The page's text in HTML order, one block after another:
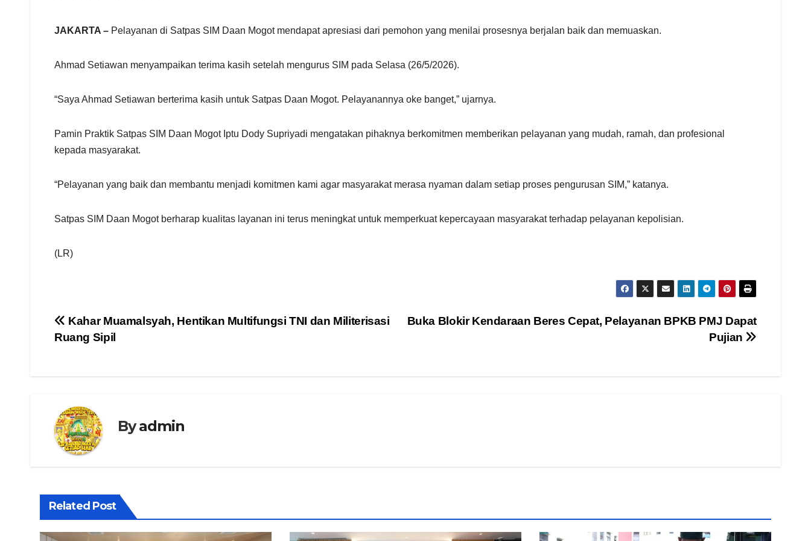
e
JAKARTA – Pelayanan di Satpas SIM Daan Mogot mendapat apresiasi dari pemohon yang menilai prosesnya berjalan baik dan memuaskan.
Ahmad Setiawan menyampaikan terima kasih setelah mengurus SIM pada Selasa (26/5/2026).
“Saya Ahmad Setiawan berterima kasih untuk Satpas Daan Mogot. Pelayanannya oke banget,” ujarnya.
Pamin Praktik Satpas SIM Daan Mogot Iptu Dody Supriyadi mengatakan pihaknya berkomitmen memberikan pelayanan yang mudah, ramah, dan profesional
kepada masyarakat.
“Pelayanan yang baik dan membantu menjadi komitmen kami agar masyarakat merasa nyaman dalam setiap proses pengurusan SIM,” katanya.
Satpas SIM Daan Mogot berharap kualitas layanan ini terus meningkat untuk memperkuat kepercayaan masyarakat terhadap pelayanan kepolisian.
(LR)
Navigasi
pos
Buka Blokir Kendaraan Beres Cepat, Pelayanan BPKB PMJ Dapat
Pujian
Kahar Muamalsyah, Hentikan Multifungsi TNI dan Militerisasi
Ruang Sipil
Byadmin
Related Post